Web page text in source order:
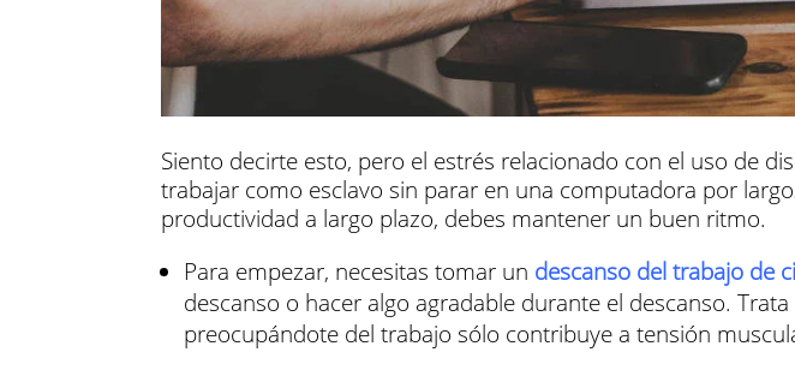
Siento decirte esto, pero el estrés relacionado con el uso de
trabajar como esclavo sin parar en una computadora por
productividad a largo plazo, debes mantener un buen ritmo.
Para empezar, necesitas tomar un descanso del trabajo de
descanso o hacer algo agradable durante el descanso.
preocupándote del trabajo sólo contribuye a tensión